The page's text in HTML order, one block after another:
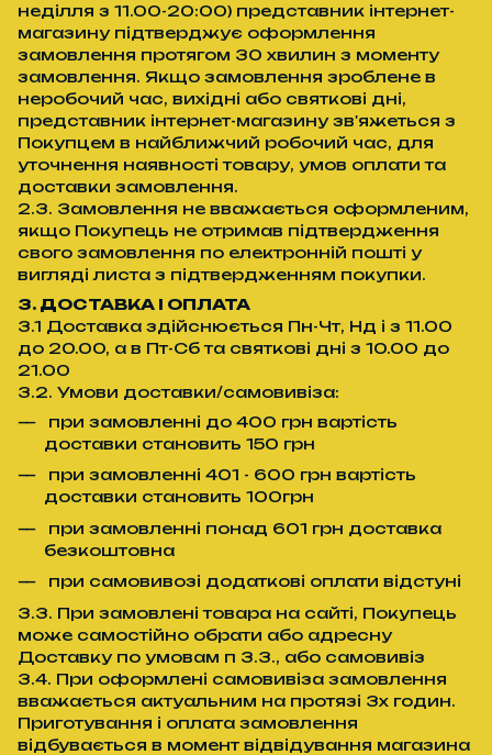
неділля з 11.00-20:00) представник інтернет-
магазину підтверджує оформлення
замовлення протягом 30 хвилин з моменту
замовлення. Якщо замовлення зроблене в
неробочий час, вихідні або святкові дні,
представник інтернет-магазину зв'яжеться з
Покупцем в найближчий робочий час, для
уточнення наявності товару, умов оплати та
доставки замовлення.
2.3. Замовлення не вважається оформленим,
якщо Покупець не отримав підтвердження
свого замовлення по електронній пошті у
вигляді листа з підтвердженням покупки.
3. ДОСТАВКА І ОПЛАТА
3.1 Доставка здійснюється Пн-Чт, Нд і з 11.00
до 20.00, а в Пт-Сб та святкові дні з 10.00 до
21.00
3.2. Умови доставки/самовивіза:
при замовленні до 400 грн вартість
доставки становить 150 грн
при замовленні 401 - 600 грн вартість
доставки становить 100грн
при замовленні понад 601 грн доставка
безкоштовна
при самовивозі додаткові оплати відстуні
3.3. При замовлені товара на сайті, Покупець
може самостійно обрати або адресну
Доставку по умовам п 3.3., або самовивіз
3.4. При оформлені самовивіза замовлення
вважається актуальним на протязі 3х годин.
Приготування і оплата замовлення
відбувається в момент відвідування магазина